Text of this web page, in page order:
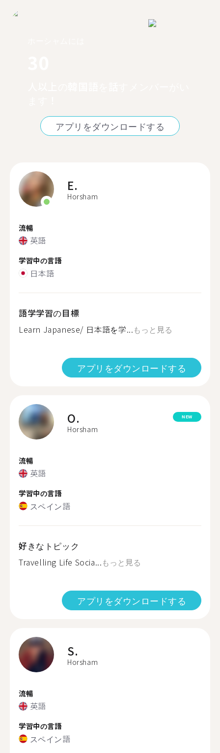
アプリをダウンロードする
E.
Horsham
流暢
英語
学習中の言語
日本語
語学学習の目標
Learn Japanese/ 日本語を学...もっと見る
アプリをダウンロードする
O.
Horsham
NEW
流暢
英語
学習中の言語
スペイン語
好きなトピック
Travelling Life Socia...もっと見る
アプリをダウンロードする
S.
Horsham
流暢
英語
学習中の言語
スペイン語